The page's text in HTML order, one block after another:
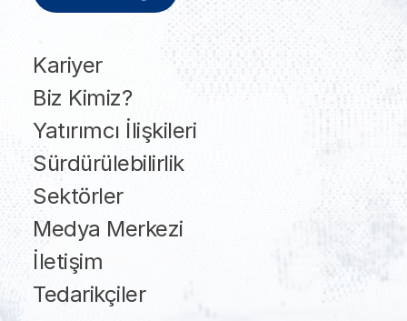
Kariyer
Biz Kimiz?
Yatırımcı İlişkileri
Sürdürülebilirlik
Sektörler
Medya Merkezi
İletişim
Tedarikçiler